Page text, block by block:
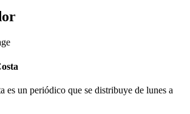
es un periódico que se distribuye de lunes a